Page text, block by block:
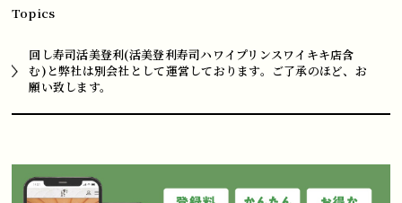
Topics
回し寿司活美登利(活美登利寿司ハワイプリンスワイキキ店含
む)と弊社は別会社として運営しております。ご了承のほど、お
願い致します。